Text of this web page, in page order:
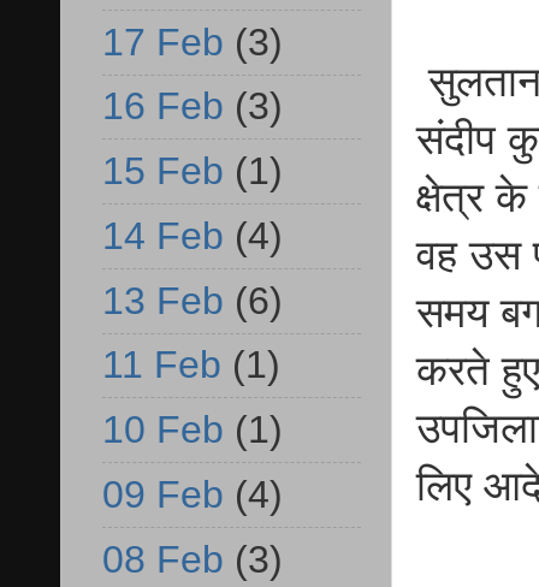
संदीप
क्षेत्र
वह उस
समय
करते हुए
लिए
17 Feb (3)
16 Feb (3)
15 Feb (1)
14 Feb (4)
13 Feb (6)
11 Feb (1)
10 Feb (1)
09 Feb (4)
08 Feb (3)